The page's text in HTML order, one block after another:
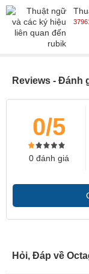
Reviews - Đánh
0/5
0 đánh giá
Hỏi, Đáp về